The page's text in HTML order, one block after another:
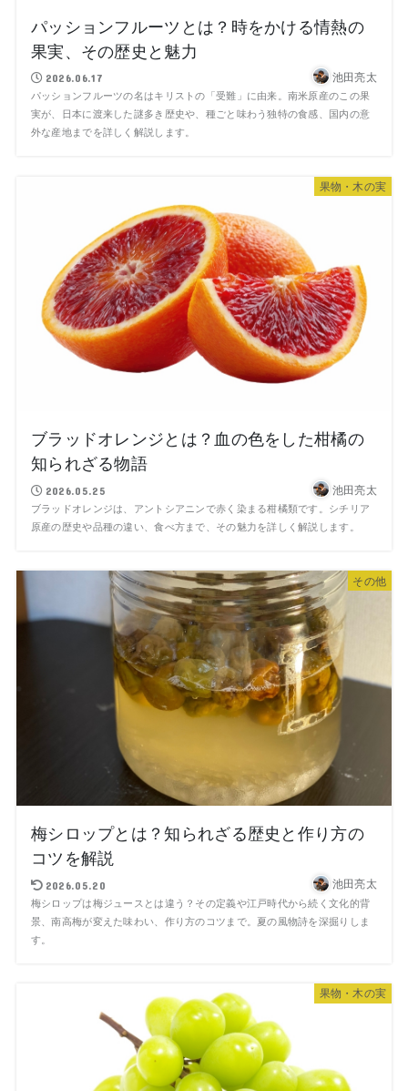
パッションフルーツとは？時をかける情熱の
果実、その歴史と魅力
2026.06.17 池田亮太
パッションフルーツの名はキリストの「受難」に由来。南米原産のこの果
実が、日本に渡来した謎多き歴史や、種ごと味わう独特の食感、国内の意
外な産地までを詳しく解説します。
果物・木の実
ブラッドオレンジとは？血の色をした柑橘の
知られざる物語
2026.05.25 池田亮太
ブラッドオレンジは、アントシアニンで赤く染まる柑橘類です。シチリア
原産の歴史や品種の違い、食べ方まで、その魅力を詳しく解説します。
その他
梅シロップとは？知られざる歴史と作り方の
コツを解説
2026.05.20 池田亮太
梅シロップは梅ジュースとは違う？その定義や江戸時代から続く文化的背
景、南高梅が変えた味わい、作り方のコツまで。夏の風物詩を深掘りしま
す。
果物・木の実